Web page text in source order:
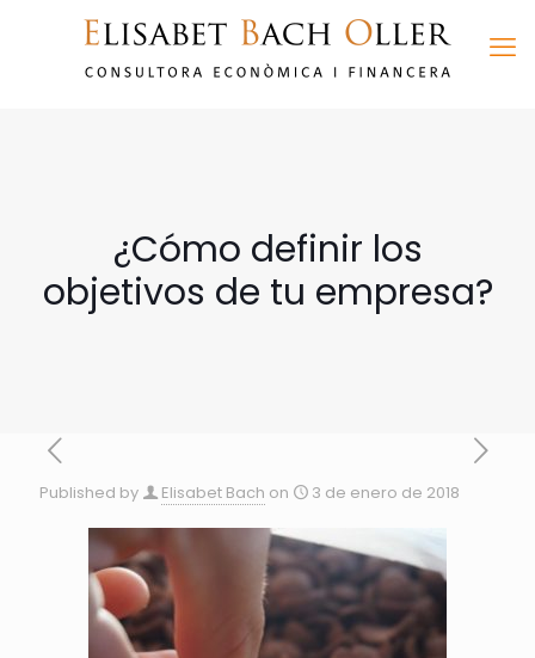
¿Cómo definir los
objetivos de tu empresa?
Published by Elisabet Bach on 3 de enero de 2018